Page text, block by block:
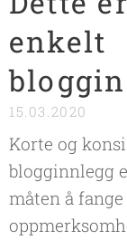
enkelt
15.03.2020
Korte og
blogginnlegg
måten å